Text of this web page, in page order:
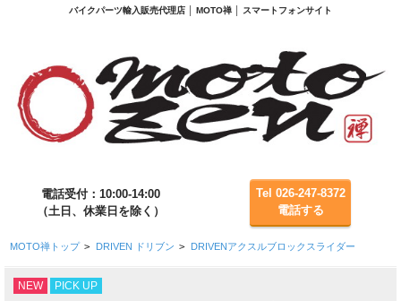
バイクパーツ輸入販売代理店 │ MOTO禅 │ スマートフォンサイト
電話受付：10:00-14:00
（土日、休業日を除く）
Tel 026-247-8372
電話する
MOTO禅トップ > DRIVEN ドリブン > DRIVENアクスルブロックスライダー
NEW PICK UP